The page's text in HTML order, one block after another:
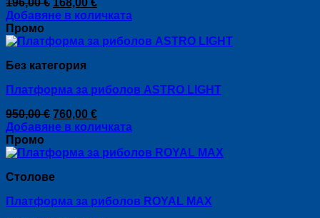
196,00€
price
196,00 €.
168,00 €
цена
168,00 €.
Добавяне в количката
Промо
Без категория
Платформа за риболов ASTRO LIGHT
950,00€ Original
price
950,00 €.
760,00 €Текущата
цена
760,00 €.
Добавяне в количката
Промо
Столове
Платформа за риболов ROYAL MAX